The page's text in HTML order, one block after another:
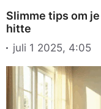
Slimme tips om
hitte
juli 1 2025, 4:05